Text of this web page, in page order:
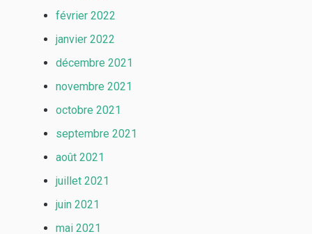
février 2022
janvier 2022
décembre 2021
novembre 2021
octobre 2021
septembre 2021
août 2021
juillet 2021
juin 2021
mai 2021